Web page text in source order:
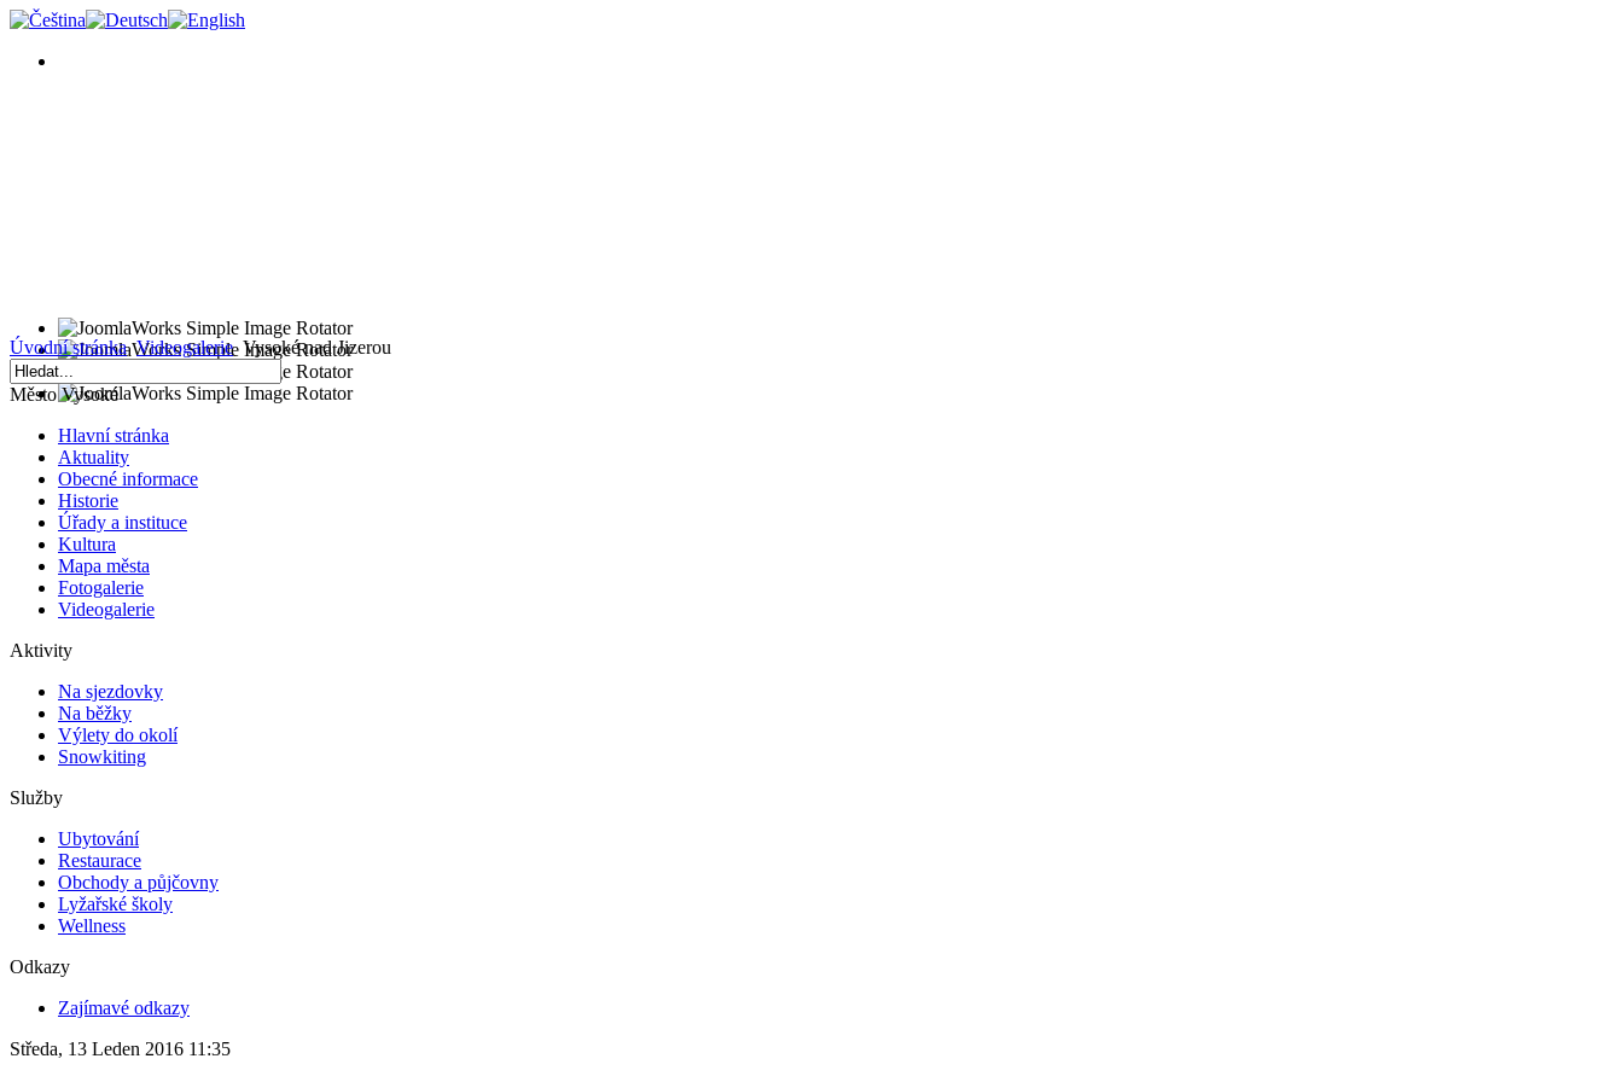
Úvodní stránka Videogalerie Vysoké nad Jizerou
Město Vysoké
Hlavní stránka
Aktuality
Obecné informace
Historie
Úřady a instituce
Kultura
Mapa města
Fotogalerie
Videogalerie
Aktivity
Na sjezdovky
Na běžky
Výlety do okolí
Snowkiting
Služby
Ubytování
Restaurace
Obchody a půjčovny
Lyžařské školy
Wellness
Odkazy
Zajímavé odkazy
Středa, 13 Leden 2016 11:35